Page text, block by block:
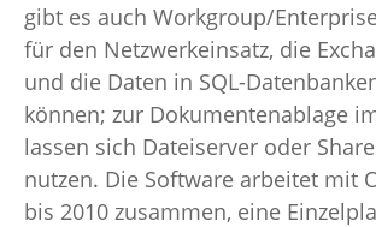
gibt es auch Workgroup/
für den Netzwerkeinsatz, die
und die Daten in SQL-
können; zur Dokumentenablage
lassen sich Dateiserver oder
nutzen. Die Software arbeitet mit
bis 2010 zusammen, eine